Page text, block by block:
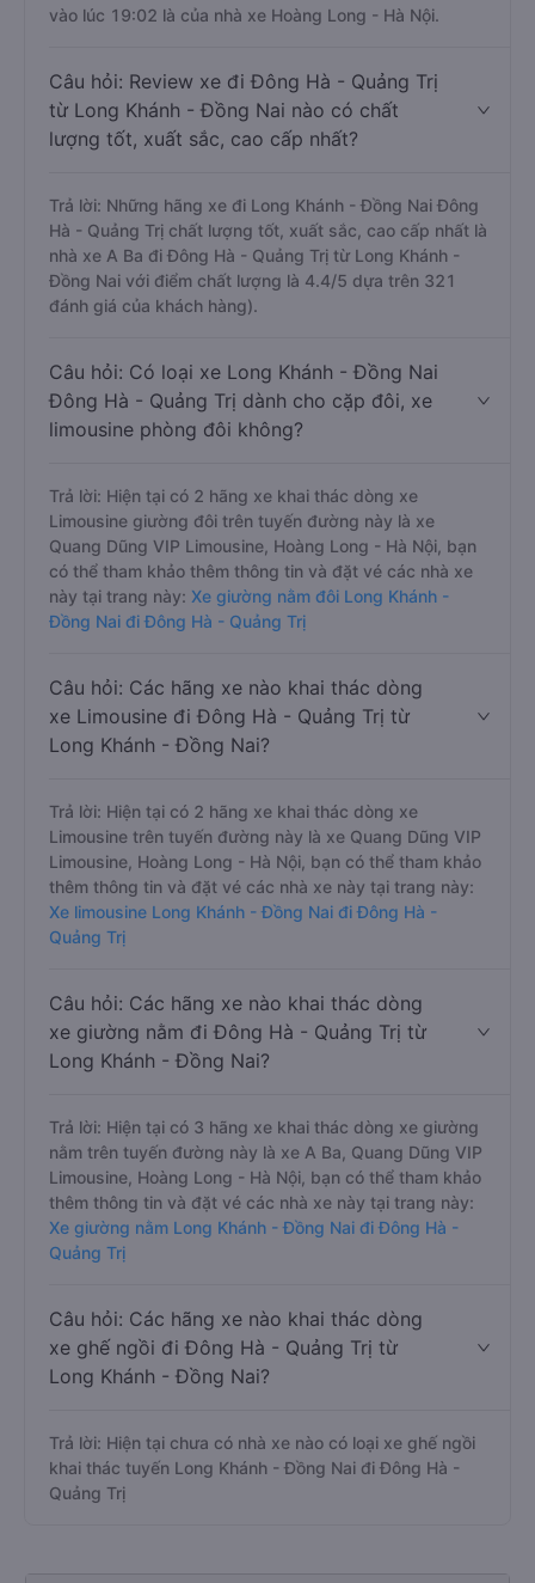
vào lúc 19:02 là của nhà xe Hoàng Long - Hà Nội.
Câu hỏi: Review xe đi Đông Hà - Quảng Trị
từ Long Khánh - Đồng Nai nào có chất
lượng tốt, xuất sắc, cao cấp nhất?
Trả lời: Những hãng xe đi Long Khánh - Đồng Nai Đông
Hà - Quảng Trị chất lượng tốt, xuất sắc, cao cấp nhất là
nhà xe A Ba đi Đông Hà - Quảng Trị từ Long Khánh -
Đồng Nai với điểm chất lượng là 4.4/5 dựa trên 321
đánh giá của khách hàng).
Câu hỏi: Có loại xe Long Khánh - Đồng Nai
Đông Hà - Quảng Trị dành cho cặp đôi, xe
limousine phòng đôi không?
Trả lời: Hiện tại có 2 hãng xe khai thác dòng xe
Limousine giường đôi trên tuyến đường này là xe
Quang Dũng VIP Limousine, Hoàng Long - Hà Nội, bạn
có thể tham khảo thêm thông tin và đặt vé các nhà xe
này tại trang này: Xe giường nằm đôi Long Khánh -
Đồng Nai đi Đông Hà - Quảng Trị
Câu hỏi: Các hãng xe nào khai thác dòng
xe Limousine đi Đông Hà - Quảng Trị từ
Long Khánh - Đồng Nai?
Trả lời: Hiện tại có 2 hãng xe khai thác dòng xe
Limousine trên tuyến đường này là xe Quang Dũng VIP
Limousine, Hoàng Long - Hà Nội, bạn có thể tham khảo
thêm thông tin và đặt vé các nhà xe này tại trang này:
Xe limousine Long Khánh - Đồng Nai đi Đông Hà -
Quảng Trị
Câu hỏi: Các hãng xe nào khai thác dòng
xe giường nằm đi Đông Hà - Quảng Trị từ
Long Khánh - Đồng Nai?
Trả lời: Hiện tại có 3 hãng xe khai thác dòng xe giường
nằm trên tuyến đường này là xe A Ba, Quang Dũng VIP
Limousine, Hoàng Long - Hà Nội, bạn có thể tham khảo
thêm thông tin và đặt vé các nhà xe này tại trang này:
Xe giường nằm Long Khánh - Đồng Nai đi Đông Hà -
Quảng Trị
Câu hỏi: Các hãng xe nào khai thác dòng
xe ghế ngồi đi Đông Hà - Quảng Trị từ
Long Khánh - Đồng Nai?
Trả lời: Hiện tại chưa có nhà xe nào có loại xe ghế ngồi
khai thác tuyến Long Khánh - Đồng Nai đi Đông Hà -
Quảng Trị